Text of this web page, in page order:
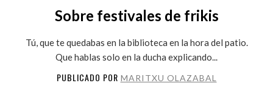
Sobre festivales de frikis
Tú, que te quedabas en la biblioteca en la hora del patio.
Que hablas solo en la ducha explicando...
PUBLICADO POR MARITXU OLAZABAL